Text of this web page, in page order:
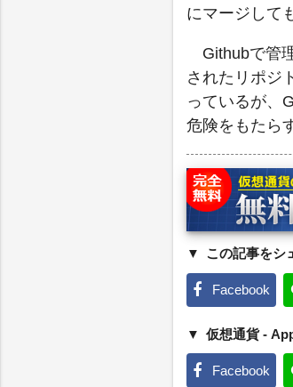
にマージして
Githubで管
されたリポジ
っているが、
危険をもたら
この記事をシ
Facebook
仮想通貨 -
Facebook